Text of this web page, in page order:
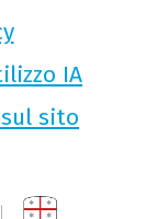
IA
sito